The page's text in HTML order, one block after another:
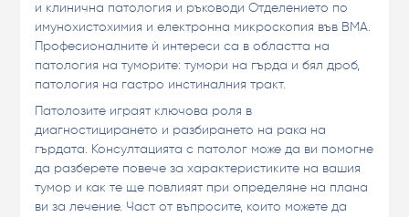
и клинична патология и ръководи Отделението по
имунохистохимия и електронна микроскопия във ВМА.
Професионалните ѝ интереси са в областта на
патология на туморите: тумори на гърда и бял дроб,
патология на гастро инстиналния тракт.
Патолозите играят ключова роля в
диагностицирането и разбирането на рака на
гърдата. Консултацията с патолог може да ви помогне
да разберете повече за характеристиките на вашия
тумор и как те ще повлияят при определяне на плана
ви за лечение. Част от въпросите, които можете да